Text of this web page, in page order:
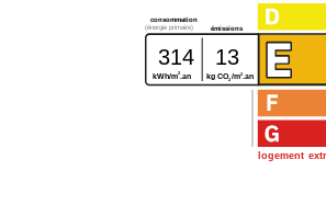
logement
consommation
émissions
(énergie primaire)
314 13
kWh/m2 .an kg CO2/m2 .an